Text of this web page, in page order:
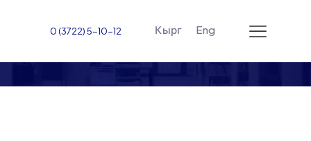
0 (3722) 5-10-12 Кырг Eng
Круглый стол о наследии